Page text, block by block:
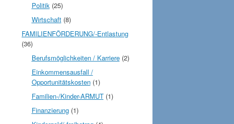
Politik(25)
Wirtschaft(8)
FAMILIENFÖRDERUNG/-Entlastung
(36)
Berufsmöglichkeiten / Karriere(2)
Einkommensausfall /
Opportunitätskosten(1)
Familien-/Kinder-ARMUT(1)
Finanzierung(1)